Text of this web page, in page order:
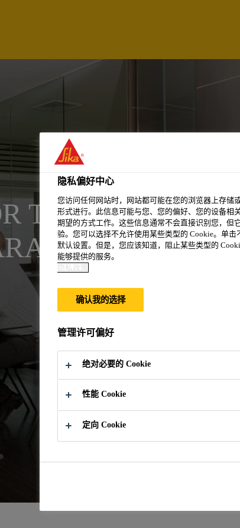
TÉCNICO
隐私偏好中心
您访问任何网站时，网站都可能在您的浏览器上存储
形式进行。此信息可能与您、您的偏好、您的设备相
期望的方式工作。这些信息通常不会直接识别您，但
验。您可以选择不允许使用某些类型的 Cookie。单
默认设置。但是，您应该知道，阻止某些类型的
能够提供的服务。
隐私政策
确认我的选择
管理许可偏好
绝对必要的 Cookie
性能 Cookie
定向 Cookie